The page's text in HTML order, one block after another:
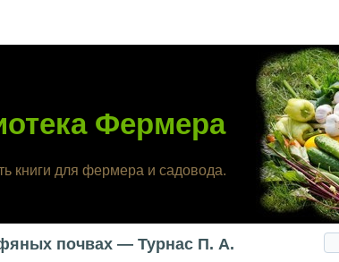
Фермера
книги для фермера и садовода.
почвах — Турнас П. А.